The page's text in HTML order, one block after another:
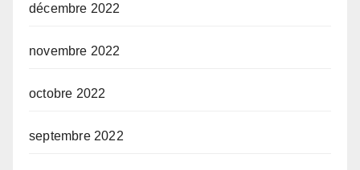
décembre 2022
novembre 2022
octobre 2022
septembre 2022